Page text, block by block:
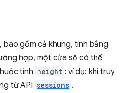
bao gồm cả khung, tính bằng
hợp, một cửa sổ có thể
tính height ; ví dụ: khi truy
từ API sessions .